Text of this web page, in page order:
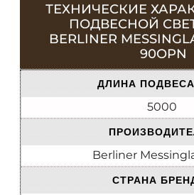
ТЕХНИЧЕСКИЕ
ПОДВЕСНОЙ
BERLINER
90OPN
ДЛИНА
5000
Berliner
СТРАНА